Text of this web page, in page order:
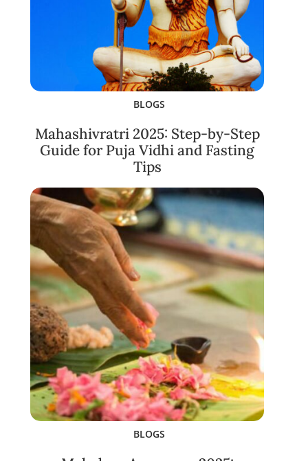
BLOGS
Mahashivratri 2025: Step-by-Step
Guide for Puja Vidhi and Fasting
Tips
BLOGS